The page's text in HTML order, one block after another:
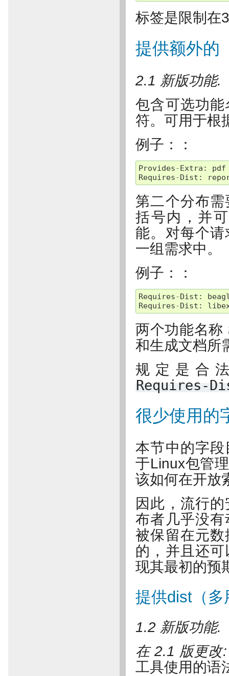
标签是限制在
提供额外的
2.1 新版功能.
包含可选功
符。可用于根
例子：：
Provides-Extra :
pdf
Requires-Dist :
第二个分布
括号内，并
能。对每个
一组需求中。
例子：：
Requires-Dist :
Requires-Dist :
两个功能名称
和生成文档所
规定是合
Requires-
很少使用的
本节中的字
于Linux包管
该如何在开放
因此，流行
布者几乎没
被保留在元
的，并且还
现其最初的预
提供dist（多
1.2 新版功能.
在 2.1 版更
工具使用的语